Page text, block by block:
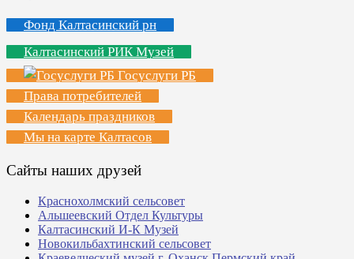
Фонд Калтасинский рн
Калтасинский РИК Музей
Госуслуги РБ
Права потребителей
Календарь праздников
Мы на карте Калтасов
Сайты наших друзей
Краснохолмский сельсовет
Альшеевский Отдел Культуры
Калтасинский И-К Музей
Новокильбахтинский сельсовет